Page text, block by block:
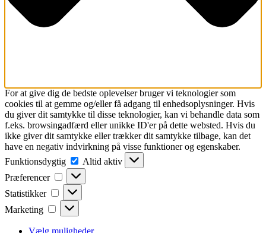
For at give dig de bedste oplevelser bruger vi teknologier som
cookies til at gemme og/eller få adgang til enhedsoplysninger. Hvis
du giver dit samtykke til disse teknologier, kan vi behandle data som
f.eks. browsingadfærd eller unikke ID'er på dette websted. Hvis du
ikke giver dit samtykke eller trækker dit samtykke tilbage, kan det
have en negativ indvirkning på visse funktioner og egenskaber.
Funktionsdygtig
Funktionsdygtig
Altid aktiv
Præferencer
Præferencer
Statistikker Statistikker
Marketing Marketing